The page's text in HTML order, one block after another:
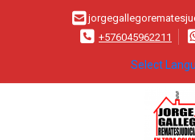
+576045962211
Select